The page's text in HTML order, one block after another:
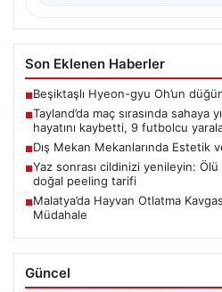
Son Eklenen Haberler
■Beşiktaşlı Hyeon-gyu Oh’un
■Tayland’da maç sırasında sahaya
hayatını kaybetti, 9 futbolcu
■Dış Mekan Mekanlarında Estetik
■Yaz sonrası cildinizi yenileyin: Ölü
doğal peeling tarifi
■Malatya’da Hayvan Otlatma
Müdahale
Güncel